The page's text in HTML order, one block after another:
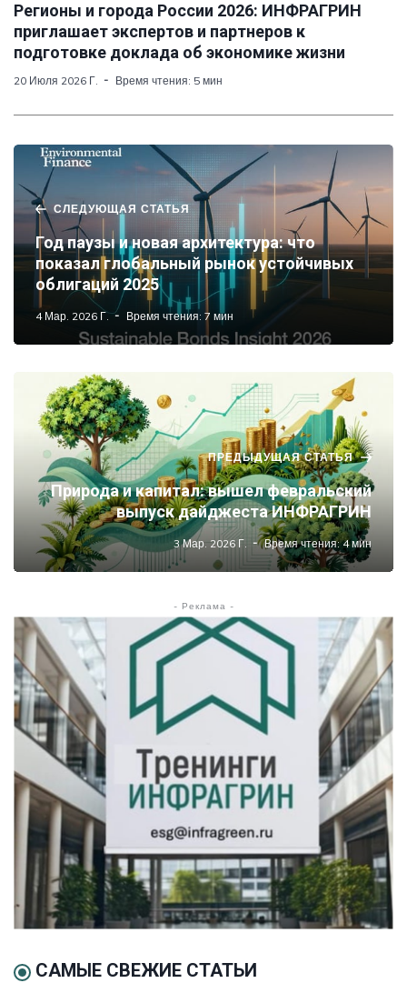
Регионы и города России 2026: ИНФРАГРИН
приглашает экспертов и партнеров к
подготовке доклада об экономике жизни
20 Июля 2026 Г. Время чтения: 5 мин
СЛЕДУЮЩАЯ СТАТЬЯ
Год паузы и новая архитектура: что
показал глобальный рынок устойчивых
облигаций 2025
4 Мар. 2026 Г. Время чтения: 7 мин
ПРЕДЫДУЩАЯ СТАТЬЯ
Природа и капитал: вышел февральский
выпуск дайджеста ИНФРАГРИН
3 Мар. 2026 Г. Время чтения: 4 мин
- Реклама -
САМЫЕ СВЕЖИЕ СТАТЬИ